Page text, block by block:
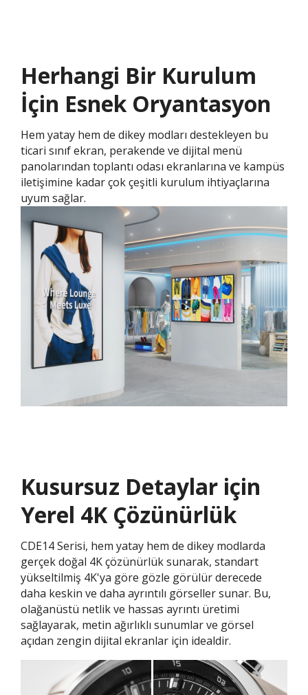
Herhangi Bir Kurulum
İçin Esnek Oryantasyon ​
Hem yatay hem de dikey modları destekleyen bu
ticari sınıf ekran, perakende ve dijital menü
panolarından toplantı odası ekranlarına ve kampüs
iletişimine kadar çok çeşitli kurulum ihtiyaçlarına
uyum sağlar.
Kusursuz Detaylar için
Yerel 4K Çözünürlük
CDE14 Serisi, hem yatay hem de dikey modlarda
gerçek doğal 4K çözünürlük sunarak, standart
yükseltilmiş 4K'ya göre gözle görülür derecede
daha keskin ve daha ayrıntılı görseller sunar. Bu,
olağanüstü netlik ve hassas ayrıntı üretimi
sağlayarak, metin ağırlıklı sunumlar ve görsel
açıdan zengin dijital ekranlar için idealdir.